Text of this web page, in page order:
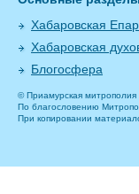
Хабаровская
Хабаровская
Блогосфера
© Приамурская
По благословению
При копировании